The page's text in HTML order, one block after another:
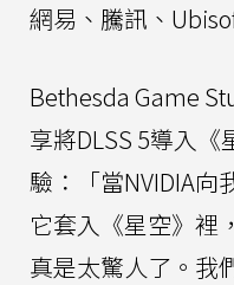
網易、騰訊、
Bethesda Game
享將DLSS 5導入
驗：「當NVIDIA向
它套入《星空》裡
真是太驚人了。我